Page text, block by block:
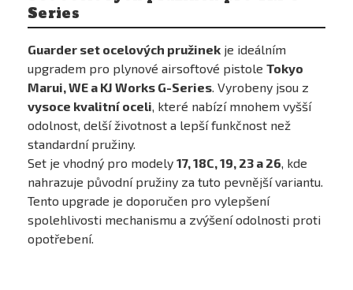
Series
Guarder set ocelových pružinek je ideálním
upgradem pro plynové airsoftové pistole Tokyo
Marui, WE a KJ Works G-Series . Vyrobeny jsou z
vysoce kvalitní oceli , které nabízí mnohem vyšší
odolnost, delší životnost a lepší funkčnost než
standardní pružiny.
Set je vhodný pro modely 17, 18C, 19, 23 a 26 , kde
nahrazuje původní pružiny za tuto pevnější variantu.
Tento upgrade je doporučen pro vylepšení
spolehlivosti mechanismu a zvýšení odolnosti proti
opotřebení.